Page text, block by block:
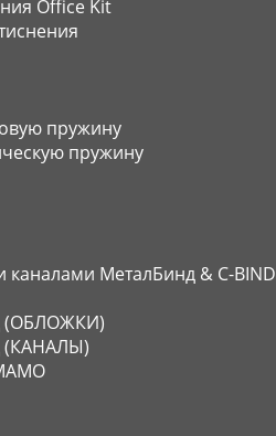
Office Kit
пружину
пружину
МеталБинд & C-BIND
(ОБЛОЖКИ)
(КАНАЛЫ)